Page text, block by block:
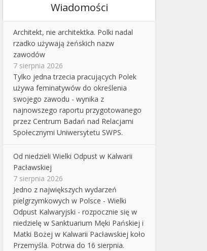
Wiadomości
Architekt, nie architektka. Polki nadal
rzadko używają żeńskich nazw
zawodów
7 sierpnia 2026
Tylko jedna trzecia pracujących Polek
używa feminatywów do określenia
swojego zawodu - wynika z
najnowszego raportu przygotowanego
przez Centrum Badań nad Relacjami
Społecznymi Uniwersytetu SWPS.
Od niedzieli Wielki Odpust w Kalwarii
Pacławskiej
7 sierpnia 2026
Jedno z największych wydarzeń
pielgrzymkowych w Polsce - Wielki
Odpust Kalwaryjski - rozpocznie się w
niedzielę w Sanktuarium Męki Pańskiej i
Matki Bożej w Kalwarii Pacławskiej koło
Przemyśla. Potrwa do 16 sierpnia.